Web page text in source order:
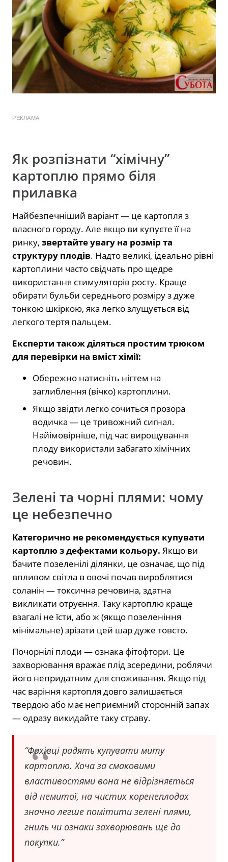
РЕКЛАМА
Як розпізнати “хімічну”
картоплю прямо біля
прилавка
Найбезпечніший варіант — це картопля з
власного городу. Але якщо ви купуєте її на
ринку, звертайте увагу на розмір та
структуру плодів. Надто великі, ідеально рівні
картоплини часто свідчать про щедре
використання стимуляторів росту. Краще
обирати бульби середнього розміру з дуже
тонкою шкіркою, яка легко злущується від
легкого тертя пальцем.
Експерти також діляться простим трюком
для перевірки на вміст хімії:
Обережно натисніть нігтем на
заглиблення (вічко) картоплини.
Якщо звідти легко сочиться прозора
водичка — це тривожний сигнал.
Найімовірніше, під час вирощування
плоду використали забагато хімічних
речовин.
Зелені та чорні плями: чому
це небезпечно
Категорично не рекомендується купувати
картоплю з дефектами кольору. Якщо ви
бачите позеленілі ділянки, це означає, що під
впливом світла в овочі почав вироблятися
соланін — токсична речовина, здатна
викликати отруєння. Таку картоплю краще
взагалі не їсти, або ж (якщо позеленіння
мінімальне) зрізати цей шар дуже товсто.
Почорнілі плоди — ознака фітофтори. Це
захворювання вражає плід зсередини, роблячи
його непридатним для споживання. Якщо під
час варіння картопля довго залишається
твердою або має неприємний сторонній запах
— одразу викидайте таку страву.
“Фахівці радять купувати миту
картоплю. Хоча за смаковими
властивостями вона не відрізняється
від немитої, на чистих коренеплодах
значно легше помітити зелені плями,
гниль чи ознаки захворювань ще до
покупки.”